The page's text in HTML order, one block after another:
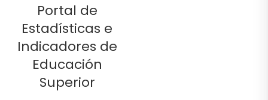
Portal de
Estadísticas e
Indicadores de
Educación
Superior